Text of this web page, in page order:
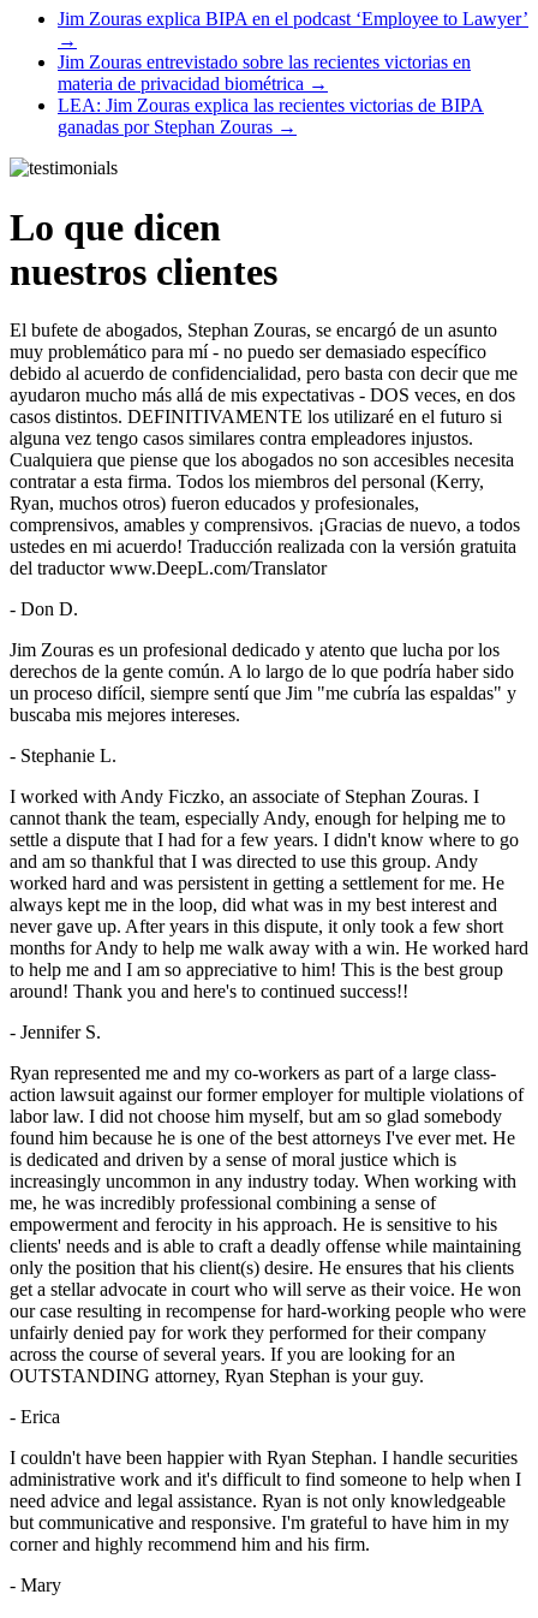
Jim Zouras explica BIPA en el podcast ‘Employee to Lawyer’
→
Jim Zouras entrevistado sobre las recientes victorias en
materia de privacidad biométrica →
LEA: Jim Zouras explica las recientes victorias de BIPA
ganadas por Stephan Zouras →
Lo que dicen
nuestros clientes
El bufete de abogados, Stephan Zouras, se encargó de un asunto
muy problemático para mí - no puedo ser demasiado específico
debido al acuerdo de confidencialidad, pero basta con decir que me
ayudaron mucho más allá de mis expectativas - DOS veces, en dos
casos distintos. DEFINITIVAMENTE los utilizaré en el futuro si
alguna vez tengo casos similares contra empleadores injustos.
Cualquiera que piense que los abogados no son accesibles necesita
contratar a esta firma. Todos los miembros del personal (Kerry,
Ryan, muchos otros) fueron educados y profesionales,
comprensivos, amables y comprensivos. ¡Gracias de nuevo, a todos
ustedes en mi acuerdo! Traducción realizada con la versión gratuita
del traductor www.DeepL.com/Translator
- Don D.
Jim Zouras es un profesional dedicado y atento que lucha por los
derechos de la gente común. A lo largo de lo que podría haber sido
un proceso difícil, siempre sentí que Jim "me cubría las espaldas" y
buscaba mis mejores intereses.
- Stephanie L.
I worked with Andy Ficzko, an associate of Stephan Zouras. I
cannot thank the team, especially Andy, enough for helping me to
settle a dispute that I had for a few years. I didn't know where to go
and am so thankful that I was directed to use this group. Andy
worked hard and was persistent in getting a settlement for me. He
always kept me in the loop, did what was in my best interest and
never gave up. After years in this dispute, it only took a few short
months for Andy to help me walk away with a win. He worked hard
to help me and I am so appreciative to him! This is the best group
around! Thank you and here's to continued success!!
- Jennifer S.
Ryan represented me and my co-workers as part of a large class-
action lawsuit against our former employer for multiple violations of
labor law. I did not choose him myself, but am so glad somebody
found him because he is one of the best attorneys I've ever met. He
is dedicated and driven by a sense of moral justice which is
increasingly uncommon in any industry today. When working with
me, he was incredibly professional combining a sense of
empowerment and ferocity in his approach. He is sensitive to his
clients' needs and is able to craft a deadly offense while maintaining
only the position that his client(s) desire. He ensures that his clients
get a stellar advocate in court who will serve as their voice. He won
our case resulting in recompense for hard-working people who were
unfairly denied pay for work they performed for their company
across the course of several years. If you are looking for an
OUTSTANDING attorney, Ryan Stephan is your guy.
- Erica
I couldn't have been happier with Ryan Stephan. I handle securities
administrative work and it's difficult to find someone to help when I
need advice and legal assistance. Ryan is not only knowledgeable
but communicative and responsive. I'm grateful to have him in my
corner and highly recommend him and his firm.
- Mary